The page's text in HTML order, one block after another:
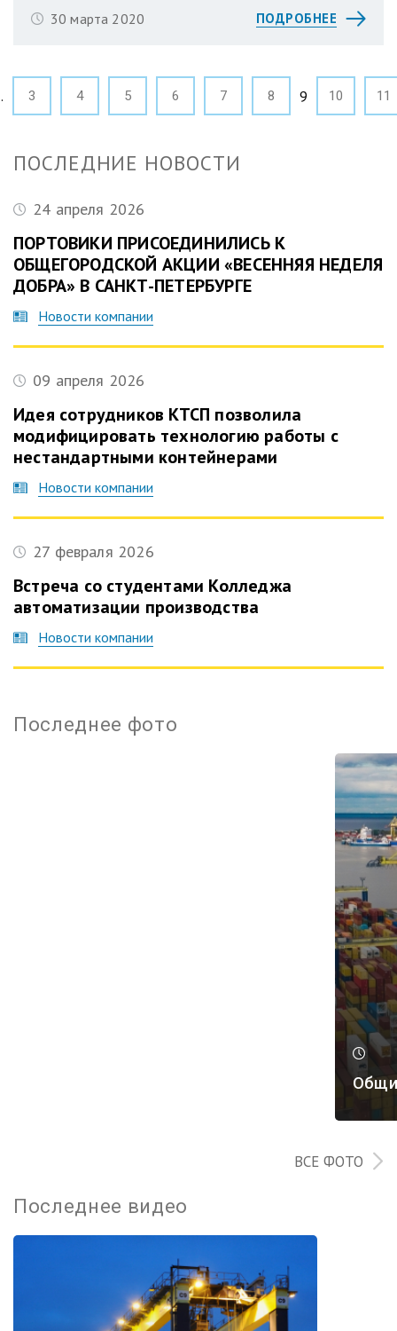
30 марта 2020 ПОДРОБНЕЕ
3 4 5 6 7 8 9 10 11
ПОСЛЕДНИЕ НОВОСТИ
24 апреля 2026
ПОРТОВИКИ ПРИСОЕДИНИЛИСЬ К
ОБЩЕГОРОДСКОЙ АКЦИИ «ВЕСЕННЯЯ НЕДЕЛЯ
ДОБРА» В САНКТ-ПЕТЕРБУРГЕ
Новости компании
09 апреля 2026
Идея сотрудников КТСП позволила
модифицировать технологию работы с
нестандартными контейнерами
Новости компании
27 февраля 2026
Встреча со студентами Колледжа
автоматизации производства
Новости компании
Последнее фото
ВСЕ ФОТО
Последнее видео